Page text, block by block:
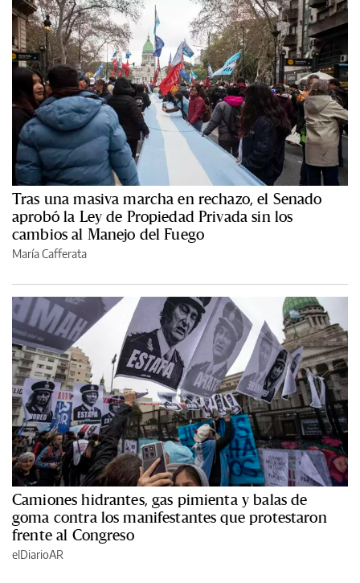
Tras una masiva marcha en rechazo, el Senado
aprobó la Ley de Propiedad Privada sin los
cambios al Manejo del Fuego
María Cafferata
Camiones hidrantes, gas pimienta y balas de
goma contra los manifestantes que protestaron
frente al Congreso
elDiarioAR